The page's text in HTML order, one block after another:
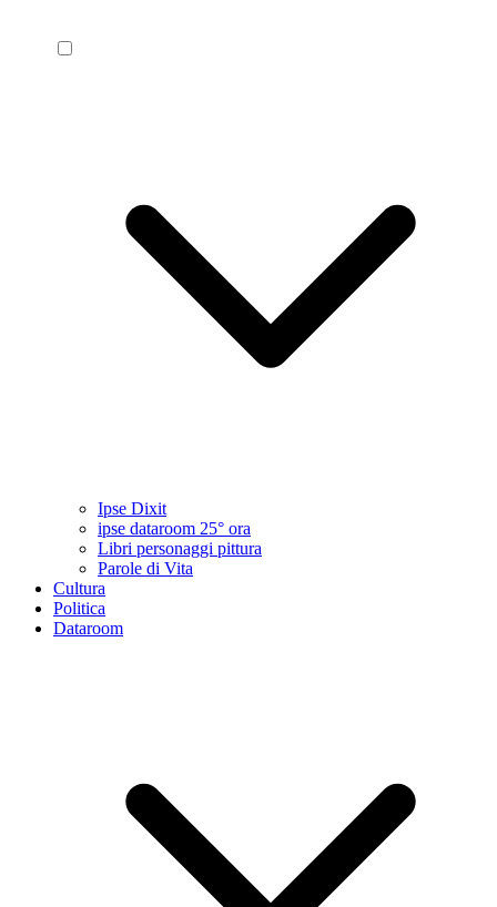
Ipse Dixit
ipse dataroom 25° ora
Libri personaggi pittura
Parole di Vita
Cultura
Politica
Dataroom